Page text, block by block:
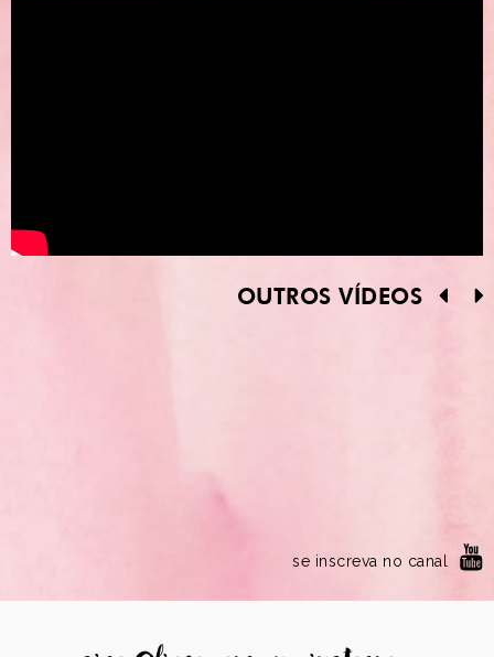
OUTROS VÍDEOS
se inscreva no canal